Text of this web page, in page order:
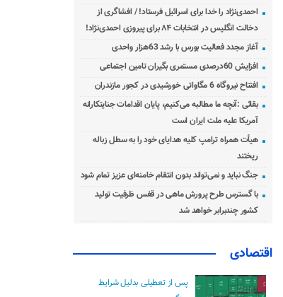
احمدی‌نژاد را خدا برای اسرائیل فرستاد! / افشاگری از
دخالت انگلیس در انتخابات ۸۴ برای پیروزی احمدی‌نژاد!
آغاز مجدد فعالیت بورس با رشد 63هزار واحدی
افزایش 60درصدی مستمری بگیران تامین اجتماعی
افتتاح نیروگاه 6 مگاواتی خورشیدی در کجور مازندران
بقائی :آنچه ما مطالبه می‌کنیم، پایان اقدامات جنایتکارانه
آمریکا علیه ملت ایران است
هیأت همراه ترامپ کلیه هدایای خود را به سطل زباله
ریختند
جنگ نباید و نمی‌تواند بدون انتقام خامنه‌ای عزیز تمام شود
با گسترس طرح پرورش ماهی در قفس ظرفیت تولید
کشور چندبرابر خواهد شد
اقتصادی
پس از تعطیلی بدلیل شرایط